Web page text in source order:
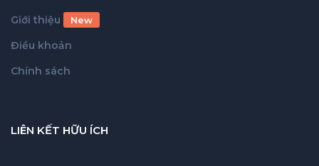
Giới thiệu New
Điều khoản
Chính sách
LIÊN KẾT HỮU ÍCH